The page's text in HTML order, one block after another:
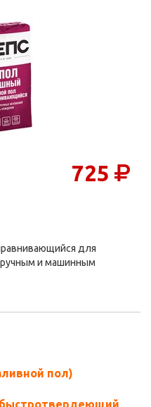
725
для
ручным и машинным
пол)